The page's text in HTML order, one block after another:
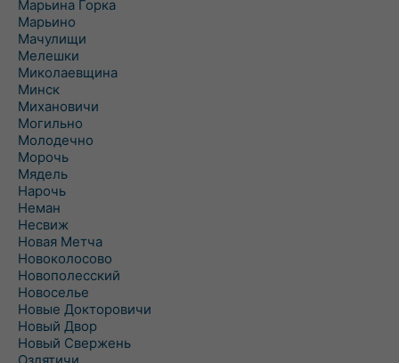
Марьина Горка
Марьино
Мачулищи
Мелешки
Миколаевщина
Минск
Михановичи
Могильно
Молодечно
Морочь
Мядель
Нарочь
Неман
Несвиж
Новая Метча
Новоколосово
Новополесский
Новоселье
Новые Докторовичи
Новый Двор
Новый Свержень